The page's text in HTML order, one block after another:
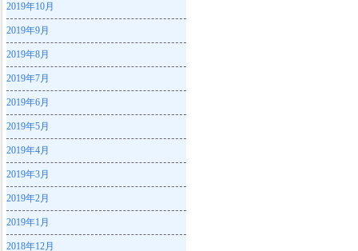
2019年10月
2019年9月
2019年8月
2019年7月
2019年6月
2019年5月
2019年4月
2019年3月
2019年2月
2019年1月
2018年12月